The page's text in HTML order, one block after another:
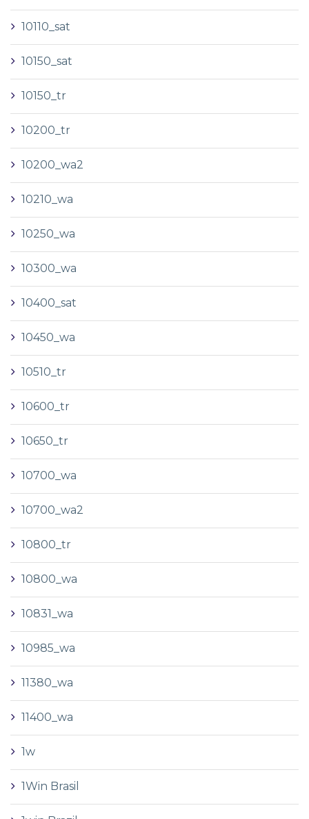
10110_sat
10150_sat
10150_tr
10200_tr
10200_wa2
10210_wa
10250_wa
10300_wa
10400_sat
10450_wa
10510_tr
10600_tr
10650_tr
10700_wa
10700_wa2
10800_tr
10800_wa
10831_wa
10985_wa
11380_wa
11400_wa
1w
1Win Brasil